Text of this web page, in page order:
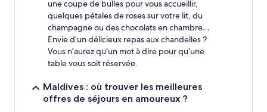
conditions
supplémentaires
une coupe de bulles pour vous accueillir,
quelques pétales de roses sur votre lit, du
champagne ou des chocolats en chambre…
Envie d’un délicieux repas aux chandelles ?
Vous n’aurez qu’un mot à dire pour qu’une
table vous soit réservée.
Maldives : où trouver les meilleures
offres de séjours en amoureux ?